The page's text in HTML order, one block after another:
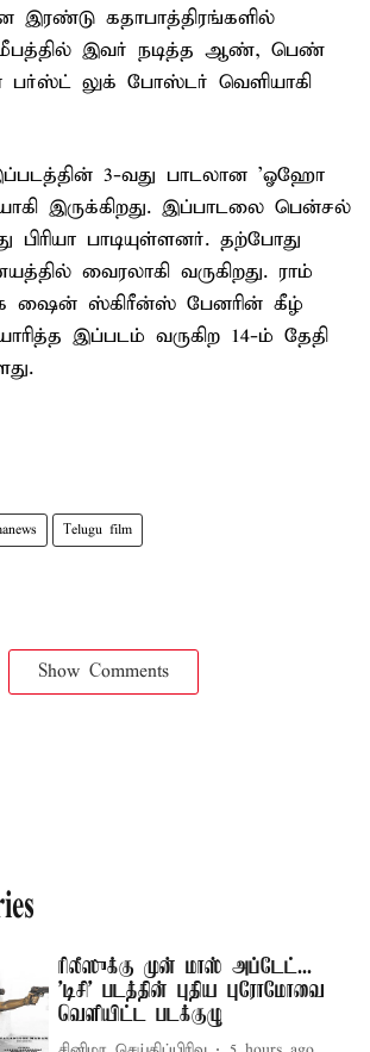
கதாபாத்திரங்களில்
இவர் நடித்த ஆண், பெண்
பர்ஸ்ட் லுக் போஸ்டர் வெளியாகி
3-வது பாடலான 'ஓஹோ
இருக்கிறது. இப்பாடலை பென்சல்
பாடியுள்ளனர். தற்போது
வைரலாகி வருகிறது. ராம்
ஷைன் ஸ்கிரீன்ஸ் பேனரின் கீழ்
இப்படம் வருகிற 14-ம் தேதி
Telugu film
Show Comments
ரிலீஸுக்கு முன் மாஸ் அப்டேட்...
'டிசி' படத்தின் புதிய புரோமோவை
வெளியிட்ட படக்குழு